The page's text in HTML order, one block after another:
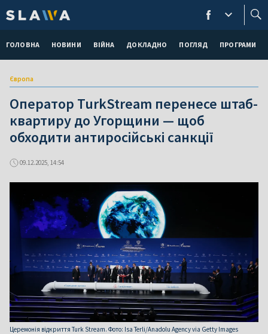
ГОЛОВНА НОВИНИ ВІЙНА ДОКЛАДНО ПОГЛЯД ПРОГРАМИ
Європа
Оператор TurkStream перенесе штаб-
квартиру до Угорщини — щоб
обходити антиросійські санкції
09.12.2025, 14:54
Церемонія відкриття Turk Stream. Фото: Isa Terli/Anadolu Agency via Getty Images